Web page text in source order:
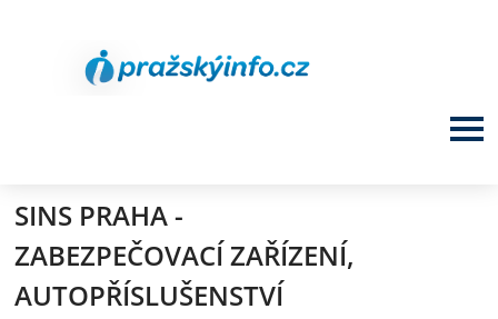
SINS PRAHA -
ZABEZPEČOVACÍ ZAŘÍZENÍ,
AUTOPŘÍSLUŠENSTVÍ